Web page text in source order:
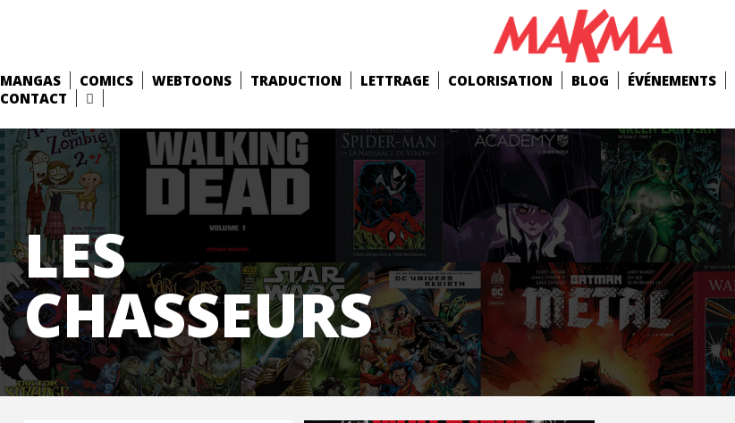
MANGAS COMICS WEBTOONS TRADUCTION LETTRAGE COLORISATION BLOG ÉVÉNEMENTS
CONTACT
LES
CHASSEURS